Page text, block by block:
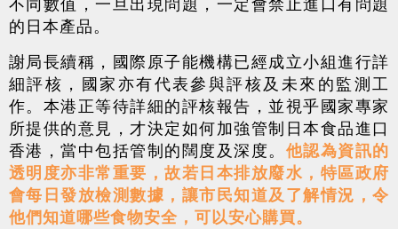
的日本產品。
謝局長續稱，國際原子能機構已經成立小組進行詳
細評核，國家亦有代表參與評核及未來的監測工
作。本港正等待詳細的評核報告，並視乎國家專家
所提供的意見，才決定如何加強管制日本食品進口
香港，當中包括管制的闊度及深度。 他認為資訊的
透明度亦非常重要，故若日本排放廢水，特區政府
會每日發放檢測數據，讓市民知道及了解情況，令
他們知道哪些食物安全，可以安心購買。